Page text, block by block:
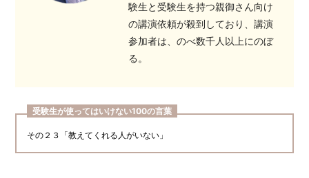
験生と受験生を持つ親御さん向け
の講演依頼が殺到しており、講演
参加者は、のべ数千人以上にのぼ
る。
受験生が使ってはいけない100の言葉
その２３「教えてくれる人がいない」